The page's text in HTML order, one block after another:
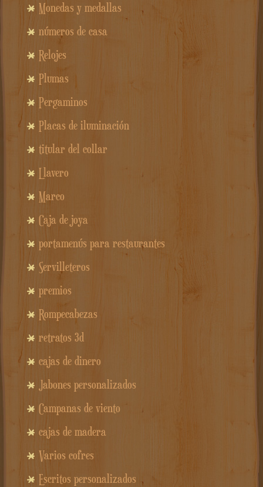
Monedas y medallas
números de casa
Relojes
Plumas
Pergaminos
Placas de iluminación
titular del collar
Llavero
Marco
Caja de joya
portamenús para restaurantes
Servilleteros
premios
Rompecabezas
retratos 3d
cajas de dinero
Jabones personalizados
Campanas de viento
cajas de madera
Varios cofres
Escritos personalizados